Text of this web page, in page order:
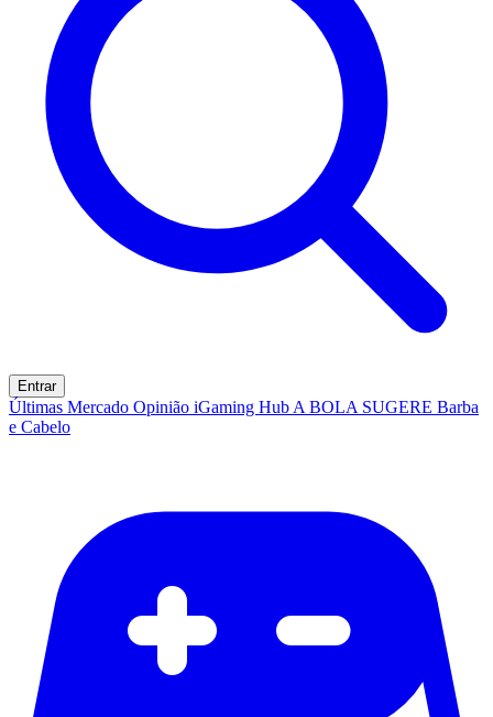
Entrar
Últimas Mercado Opinião iGaming Hub A BOLA SUGERE Barba
e Cabelo